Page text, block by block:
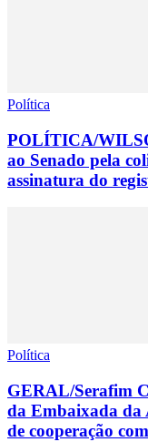
Política
POLÍTICA/
ao Senado pela
assinatura do
Política
GERAL/Serafim
da Embaixada da
de cooperação